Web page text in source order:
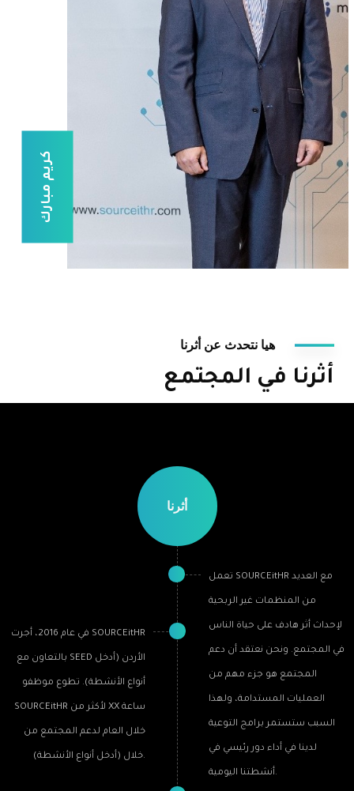
كريم مبارك
هيا نتحدث عن أثرنا
أثرنا في المجتمع
أثرنا
في عام 2016، أجرت SOURCEitHR
بالتعاون مع SEED الأردن (أدخل
أنواع الأنشطة). تطوع موظفو
SOURCEitHR لأكثر من XX ساعة
خلال العام لدعم المجتمع من
خلال (أدخل أنواع الأنشطة).
تعمل SOURCEitHR مع العديد
من المنظمات غير الربحية
لإحداث أثر هادف على حياة الناس
في المجتمع. ونحن نعتقد أن دعم
المجتمع هو جزء مهم من
العمليات المستدامة، ولهذا
السبب ستستمر برامج التوعية
لدينا في أداء دور رئيسي في
أنشطتنا اليومية.